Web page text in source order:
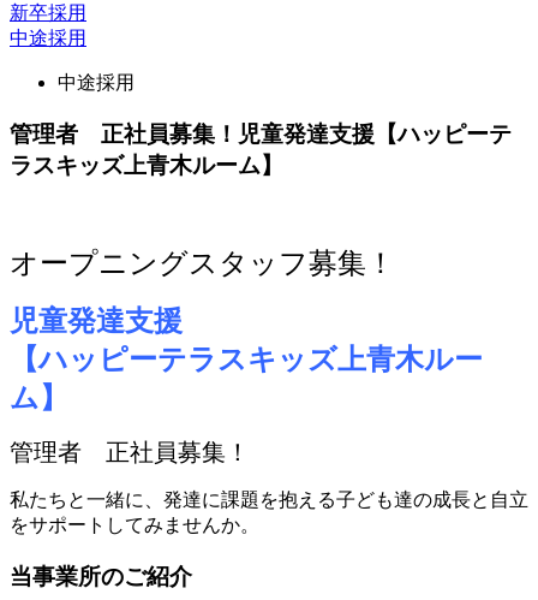
新卒採用
中途採用
中途採用
管理者 正社員募集！児童発達支援【ハッピーテ
ラスキッズ上青木ルーム】
オープニングスタッフ募集！
児童発達支援
【ハッピーテラスキッズ上青木ルー
ム】
管理者 正社員募集！
私たちと一緒に、発達に課題を抱える子ども達の成長と自立
をサポートしてみませんか。
当事業所のご紹介